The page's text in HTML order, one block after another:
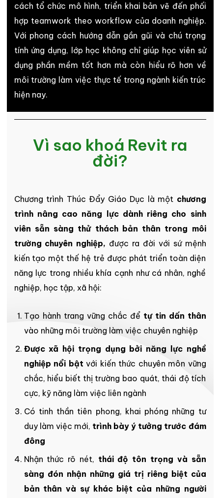
cách tổ chức mô hình, triển khai bản vẽ đến phối
hợp teamwork theo workflow của doanh nghiệp.
Với phong cách hướng dẫn gần gũi và chú trọng
tính ứng dụng, lớp học không chỉ giúp học viên sử
dụng phần mềm tốt hơn mà còn hiểu rõ hơn về
môi trường làm việc thực tế trong ngành kiến trúc
hiện nay.
Vì sao khoá Revit ra
đời?
Chương trình Thúc Đẩy Giáo Dục là một chương
trình nâng cao năng lực dành riêng cho sinh
viên sẵn sàng thử thách bản thân trong môi
trường chuyên nghiệp, được ra đời với sứ mệnh
kiến tạo một thế hệ trẻ được phát triển toàn diện
năng lực trong nhiều khía cạnh như cá nhân, nghề
nghiệp, học tập, xã hội:
Tạo hành trang vững chắc để tự tin dấn thân
vào những môi trường làm việc chuyên nghiệp
Được xã hội trọng dụng bởi năng lực nghề
nghiệp nổi bật với kiến thức chuyên môn vững
chắc, hiểu biết thị trường bao quát, thái độ tích
cực, kỹ năng làm việc liên ngành
Có tinh thần tiên phong, khai phóng những tư
duy làm việc mới, trình bày ý tưởng trước đám
đông
Nhận thức rõ nét, thái độ tôn trọng và sẵn
sàng đón nhận những giá trị riêng biệt của
bản thân và sự khác biệt của những người